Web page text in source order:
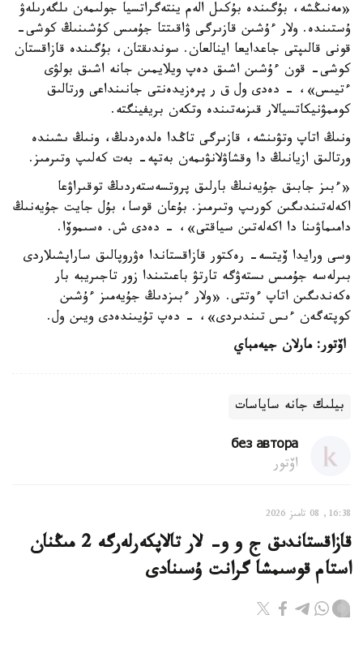
«مەنىڭشە، بۇگىندە بۇكىل الەم ينتەگراتسيا جولىمەن ىلگەرىلەۋ
ۇستىندە. ولار ءۇشىن قازىرگى ۋاقىتتا جۇمىس كۇشىنىڭ كوشى-
قونى قالىپتى جاعدايعا اينالعان. سوندىقتان، بۇگىندە قازاقستان
كوشى- قون ءۇشىن اشىق دەپ ويلايمىن جانە اشىق بولۋى
ءتيىس»، - دەدى ول ق ر پرەزيدەنتى جانىنداعى ورتالىق
كوممۋنيكاتسيالار قىزمەتىندە وتكەن بريفينگتە.
ونىڭ اتاپ وتۋىنشە، قازىرگى تاڭدا ەلدەردىڭ، ونىڭ ىشىندە
ورتالىق ازيانىڭ دا وقشاۋلانۋىمەن بەتپە- بەت كەلىپ وتىرمىز.
«ءبىز جابىق جۇيەنىڭ بارلىق پروتسەستەردىڭ توقىراۋعا
اكەلەتىندىگىن كورىپ وتىرمىز. بۇعان قوسا، بۇل جايت جۇيەنىڭ
دامىماۋىنا دا اكەلەتىن سياقتى»، - دەدى ش. ەسىموۆا.
وسى ورايدا ۆيتسە- رەكتور قازاقستاندا ەۋروپالىق ساراپشىلاردى
بىرلەسە جۇمىس ىستەۋگە تارتۋ باعىتىندا زور تاجىريبە بار
ەكەندىگىن اتاپ ءوتتى. «ولار ءبىزدىڭ جۇيەمىز ءۇشىن
كوپتەگەن ءىس تىندىردى»، - دەپ تۇيىندەدى ويىن ول.
اۆتور: مارلان جيەمباي
بيلىك جانە ساياسات
без автора
اۆتور
16:38, 08 تامىز 2026
قازاقستاندىق ج و و- لار تالاپكەرلەرگە 2 مىڭنان
استام قوسىمشا گرانت ۇسىنادى